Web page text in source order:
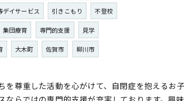
デイサービス 引きこもり 不登校
集団療育 専門的支援 見学
大木町 佐賀市 柳川市
を尊重した活動を心がけて、自閉症を抱えるお